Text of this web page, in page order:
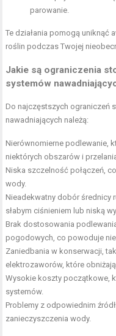
parowanie.
Te działania pomogą uniknąć
roślin podczas Twojej
Jakie są ograniczenia
systemów
Do najczęstszych ograniczeń
nawadniających należą:
Nierównomierne podlewanie,
niektórych obszarów i
Niska szczelność połączeń,
wody.
Nieadekwatny dobór średnicy
słabym ciśnieniem lub niską
Brak dostosowania
pogodowych, co powoduje
Zaniedbania w konserwacji,
elektrozaworów, które
Wysokie koszty początkowe,
systemów.
Problemy z odpowiednim
zanieczyszczenia wody.